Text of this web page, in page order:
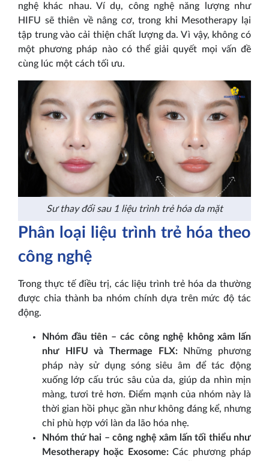
nghệ khác nhau. Ví dụ, công nghệ năng lượng như
HIFU sẽ thiên về nâng cơ, trong khi Mesotherapy lại
tập trung vào cải thiện chất lượng da. Vì vậy, không có
một phương pháp nào có thể giải quyết mọi vấn đề
cùng lúc một cách tối ưu.
Sư thay đổi sau 1 liệu trình trẻ hóa da mặt
Phân loại liệu trình trẻ hóa theo
công nghệ
Trong thực tế điều trị, các liệu trình trẻ hóa da thường
được chia thành ba nhóm chính dựa trên mức độ tác
động.
Nhóm đầu tiên – các công nghệ không xâm lấn
như HIFU và Thermage FLX:Những phương
pháp này sử dụng sóng siêu âm để tác động
xuống lớp cấu trúc sâu của da, giúp da nhìn mịn
màng, tươi trẻ hơn. Điểm mạnh của nhóm này là
thời gian hồi phục gần như không đáng kể, nhưng
chỉ phù hợp với làn da lão hóa nhẹ.
Nhóm thứ hai – công nghệ xâm lấn tối thiểu như
Mesotherapy hoặc Exosome:Các phương pháp